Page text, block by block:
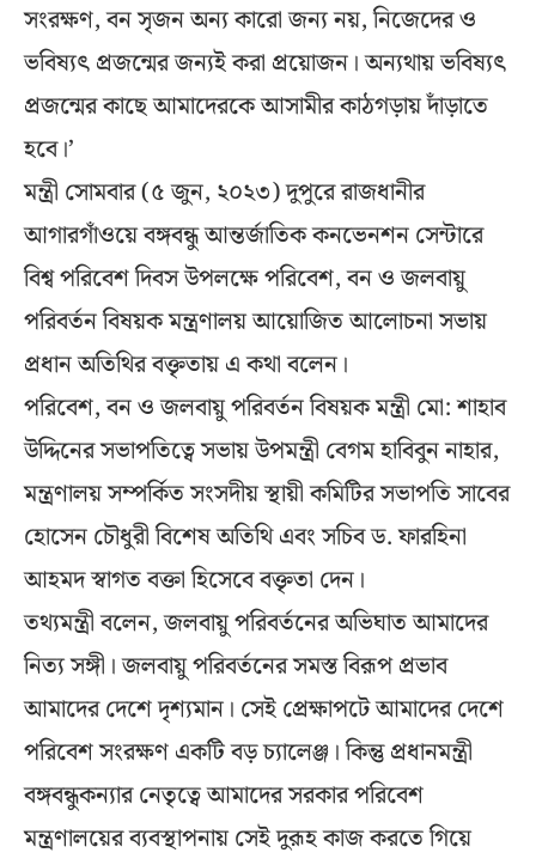
সংরক্ষণ, বন সৃজন অন্য কারো জন্য নয়, নিজেদের ও
ভবিষ্যৎ প্রজন্মের জন্যই করা প্রয়োজন। অন্যথায় ভবিষ্যৎ
প্রজন্মের কাছে আমাদেরকে আসামীর কাঠগড়ায় দাঁড়াতে
হবে।’
মন্ত্রী সোমবার (৫ জুন, ২০২৩) দুপুরে রাজধানীর
আগারগাঁওয়ে বঙ্গবন্ধু আন্তর্জাতিক কনভেনশন সেন্টারে
বিশ্ব পরিবেশ দিবস উপলক্ষে পরিবেশ, বন ও জলবায়ু
পরিবর্তন বিষয়ক মন্ত্রণালয় আয়োজিত আলোচনা সভায়
প্রধান অতিথির বক্তৃতায় এ কথা বলেন।
পরিবেশ, বন ও জলবায়ু পরিবর্তন বিষয়ক মন্ত্রী মো: শাহাব
উদ্দিনের সভাপতিত্বে সভায় উপমন্ত্রী বেগম হাবিবুন নাহার,
মন্ত্রণালয় সম্পর্কিত সংসদীয় স্থায়ী কমিটির সভাপতি সাবের
হোসেন চৌধুরী বিশেষ অতিথি এবং সচিব ড. ফারহিনা
আহমদ স্বাগত বক্তা হিসেবে বক্তৃতা দেন।
তথ্যমন্ত্রী বলেন, জলবায়ু পরিবর্তনের অভিঘাত আমাদের
নিত্য সঙ্গী। জলবায়ু পরিবর্তনের সমস্ত বিরূপ প্রভাব
আমাদের দেশে দৃশ্যমান। সেই প্রেক্ষাপটে আমাদের দেশে
পরিবেশ সংরক্ষণ একটি বড় চ্যালেঞ্জ। কিন্তু প্রধানমন্ত্রী
বঙ্গবন্ধুকন্যার নেতৃত্বে আমাদের সরকার পরিবেশ
মন্ত্রণালয়ের ব্যবস্থাপনায় সেই দুরূহ কাজ করতে গিয়ে